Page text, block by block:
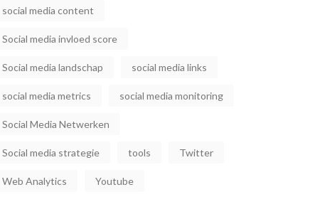
social media content
Social media invloed score
Social media landschap social media links
social media metrics social media monitoring
Social Media Netwerken
Social media strategie tools Twitter
Web Analytics Youtube